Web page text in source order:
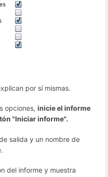
por sí mismas.
opciones, inicie el informe
"Iniciar informe".
salida y un nombre de
del informe y muestra